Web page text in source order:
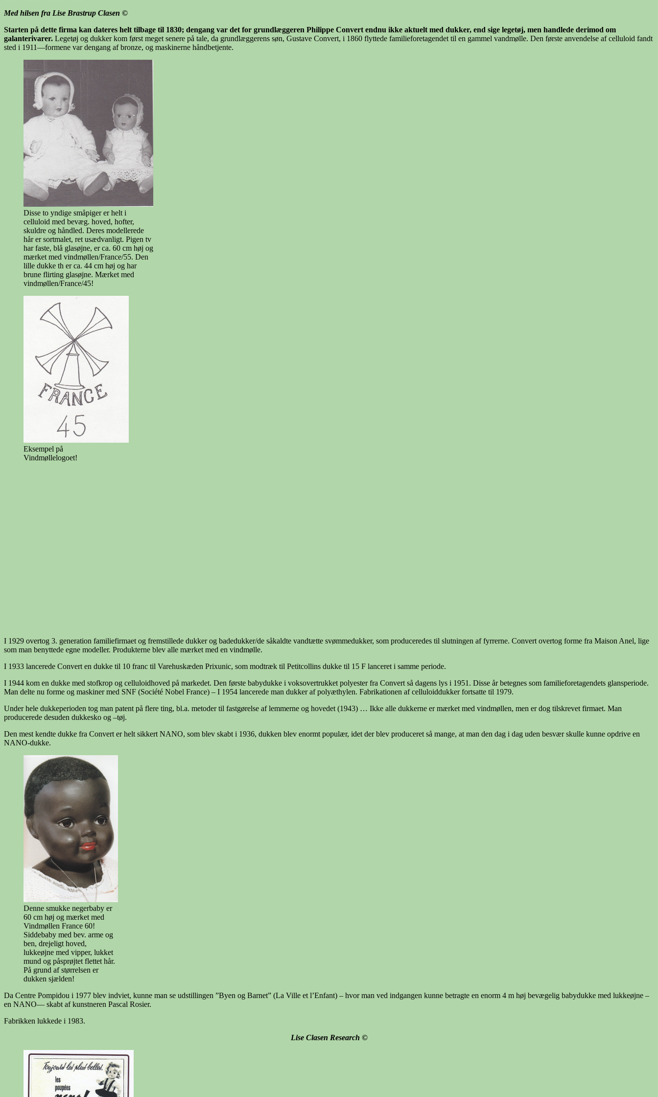
Med hilsen fra Lise Brastrup Clasen ©
Starten på dette firma kan dateres helt tilbage til 1830; dengang var det for grundlæggeren Philippe Convert endnu ikke aktuelt med dukker, end sige legetøj, men handlede derimod om
galanterivarer. Legetøj og dukker kom først meget senere på tale, da grundlæggerens søn, Gustave Convert, i 1860 flyttede familieforetagendet til en gammel vandmølle. Den første anvendelse af celluloid fandt
sted i 1911—formene var dengang af bronze, og maskinerne håndbetjente.
Disse to yndige småpiger er helt i
celluloid med bevæg. hoved, hofter,
skuldre og håndled. Deres modellerede
hår er sortmalet, ret usædvanligt. Pigen tv
har faste, blå glasøjne, er ca. 60 cm høj og
mærket med vindmøllen/France/55. Den
lille dukke th er ca. 44 cm høj og har
brune flirting glasøjne. Mærket med
vindmøllen/France/45!
Eksempel på
Vindmøllelogoet!
I 1929 overtog 3. generation familiefirmaet og fremstillede dukker og badedukker/de såkaldte vandtætte svømmedukker, som produceredes til slutningen af fyrrerne. Convert overtog forme fra Maison Anel, lige
som man benyttede egne modeller. Produkterne blev alle mærket med en vindmølle.
I 1933 lancerede Convert en dukke til 10 franc til Varehuskæden Prixunic, som modtræk til Petitcollins dukke til 15 F lanceret i samme periode.
I 1944 kom en dukke med stofkrop og celluloidhoved på markedet. Den første babydukke i voksovertrukket polyester fra Convert så dagens lys i 1951. Disse år betegnes som familieforetagendets glansperiode.
Man delte nu forme og maskiner med SNF (Société Nobel France) – I 1954 lancerede man dukker af polyæthylen. Fabrikationen af celluloiddukker fortsatte til 1979.
Under hele dukkeperioden tog man patent på flere ting, bl.a. metoder til fastgørelse af lemmerne og hovedet (1943) … Ikke alle dukkerne er mærket med vindmøllen, men er dog tilskrevet firmaet. Man
producerede desuden dukkesko og –tøj.
Den mest kendte dukke fra Convert er helt sikkert NANO, som blev skabt i 1936, dukken blev enormt populær, idet der blev produceret så mange, at man den dag i dag uden besvær skulle kunne opdrive en
NANO-dukke.
Denne smukke negerbaby er
60 cm høj og mærket med
Vindmøllen France 60!
Siddebaby med bev. arme og
ben, drejeligt hoved,
lukkeøjne med vipper, lukket
mund og påsprøjtet flettet hår.
På grund af størrelsen er
dukken sjælden!
Da Centre Pompidou i 1977 blev indviet, kunne man se udstillingen ”Byen og Barnet” (La Ville et l’Enfant) – hvor man ved indgangen kunne betragte en enorm 4 m høj bevægelig babydukke med lukkeøjne –
en NANO— skabt af kunstneren Pascal Rosier.
Fabrikken lukkede i 1983.
Lise Clasen Research ©